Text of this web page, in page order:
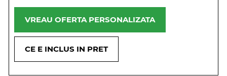
VREAU OFERTA PERSONALIZATA
CE E INCLUS IN PRET